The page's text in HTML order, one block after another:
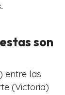
son
entre las
(Victoria)